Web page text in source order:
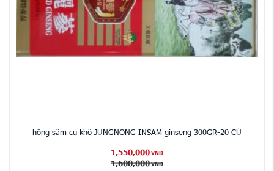
hồng sâm củ khô JUNGNONG INSAM ginseng 300GR-20 CỦ
1,550,000 VND
1,600,000 VND